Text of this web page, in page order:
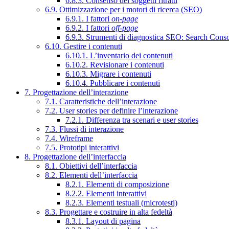
6.9. Ottimizzazione per i motori di ricerca (SEO)
6.9.1. I fattori on-page
6.9.2. I fattori off-page
6.9.3. Strumenti di diagnostica SEO: Search
6.10. Gestire i contenuti
6.10.1. L’inventario dei contenuti
6.10.2. Revisionare i contenuti
6.10.3. Migrare i contenuti
6.10.4. Pubblicare i contenuti
7. Progettazione dell’interazione
7.1. Caratteristiche dell’interazione
7.2. User stories per definire l’interazione
7.2.1. Differenza tra scenari e user stories
7.3. Flussi di interazione
7.4. Wireframe
7.5. Prototipi interattivi
8. Progettazione dell’interfaccia
8.1. Obiettivi dell’interfaccia
8.2. Elementi dell’interfaccia
8.2.1. Elementi di composizione
8.2.2. Elementi interattivi
8.2.3. Elementi testuali (microtesti)
8.3. Progettare e costruire in alta fedeltà
8.3.1. Layout di pagina